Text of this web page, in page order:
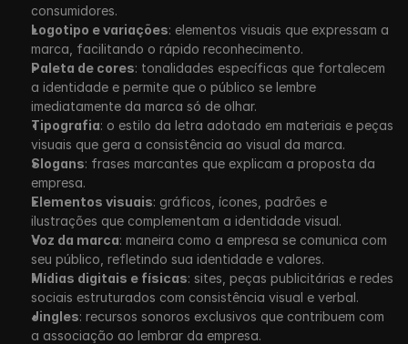
consumidores.
Logotipo e variações: elementos visuais que expressam a
marca, facilitando o rápido reconhecimento.
Paleta de cores: tonalidades específicas que fortalecem
a identidade e permite que o público se lembre
imediatamente da marca só de olhar.
Tipografia: o estilo da letra adotado em materiais e peças
visuais que gera a consistência ao visual da marca.
Slogans: frases marcantes que explicam a proposta da
empresa.
Elementos visuais: gráficos, ícones, padrões e
ilustrações que complementam a identidade visual.
Voz da marca: maneira como a empresa se comunica com
seu público, refletindo sua identidade e valores.
Mídias digitais e físicas: sites, peças publicitárias e redes
sociais estruturados com consistência visual e verbal.
Jingles: recursos sonoros exclusivos que contribuem com
a associação ao lembrar da empresa.